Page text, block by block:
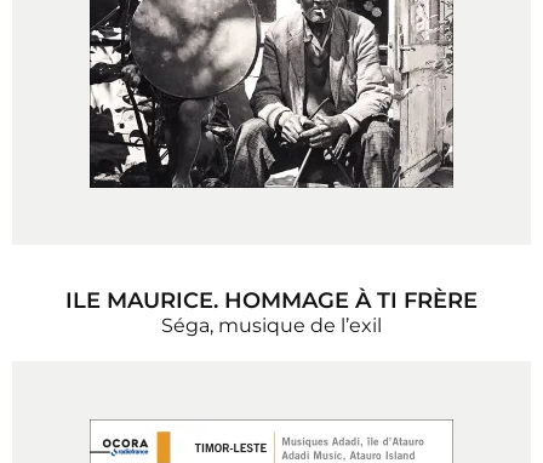
ILE MAURICE. HOMMAGE À TI FRÈRE
Séga, musique de l’exil